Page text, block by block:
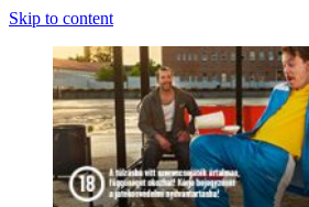
Skip to content